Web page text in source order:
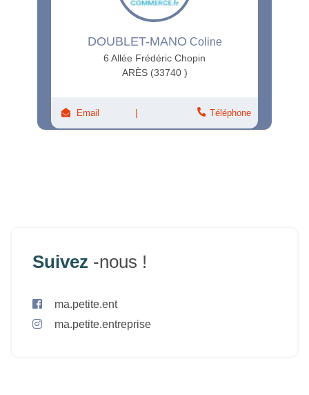
DOUBLET-MANO Coline
6 Allée Frédéric Chopin
ARÈS (33740 )
Email Téléphone
Suivez -nous !
ma.petite.ent
ma.petite.entreprise